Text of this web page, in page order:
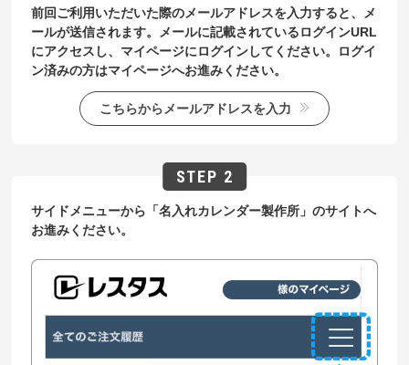
前回ご利用いただいた際のメールアドレスを入力すると、メ
ールが送信されます。メールに記載されているログインURL
にアクセスし、マイページにログインしてください。ログイ
ン済みの方はマイページへお進みください。
こちらからメールアドレスを入力
サイドメニューから「名入れカレンダー製作所」のサイトへ
お進みください。